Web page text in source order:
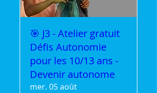
🎯 J3 - Atelier gratuit
Défis Autonomie
pour les 10/13 ans -
Devenir autonome
mer. 05 août